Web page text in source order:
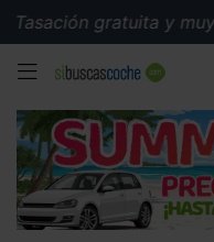
gratuita y muy
MENÚ